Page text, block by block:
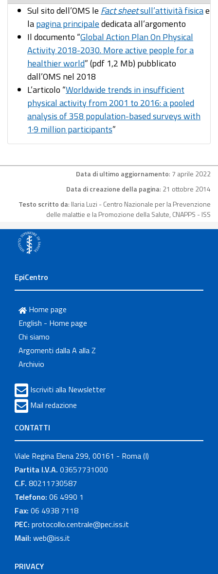
Sul sito dell’OMS le Fact sheetsull’attività fisicae
lapagina principalededicata all’argomento
Il documento “Global Action Plan On Physical
Activity 2018-2030. More active people for a
healthier world” (pdf 1,2 Mb) pubblicato
dall’OMS nel 2018
L’articolo “Worldwide trends in insufficient
physical activity from 2001 to 2016: a pooled
analysis of 358 population-based surveys with
1·9 million participants”
Data di ultimo aggiornamento: 7 aprile 2022
Data di creazione della pagina: 21 ottobre 2014
Testo scritto da: Ilaria Luzi - Centro Nazionale per la Prevenzione
delle malattie e la Promozione della Salute, CNAPPS - ISS
EpiCentro
Home page
English - Home page
Chi siamo
Argomenti dalla A alla Z
Archivio
Iscriviti alla Newsletter
Mail redazione
CONTATTI
Viale Regina Elena 299, 00161 - Roma (I)
Partita I.V.A. 03657731000
C.F. 80211730587
Telefono: 06 4990 1
Fax: 06 4938 7118
PEC: protocollo.centrale@pec.iss.it
Mail: web@iss.it
PRIVACY